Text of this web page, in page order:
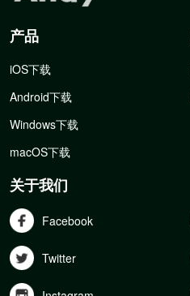
产品
iOS下载
Android下载
Windows下载
macOS下载
关于我们
Facebook
Twitter